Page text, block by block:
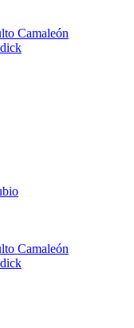
Camaleón
Camaleón